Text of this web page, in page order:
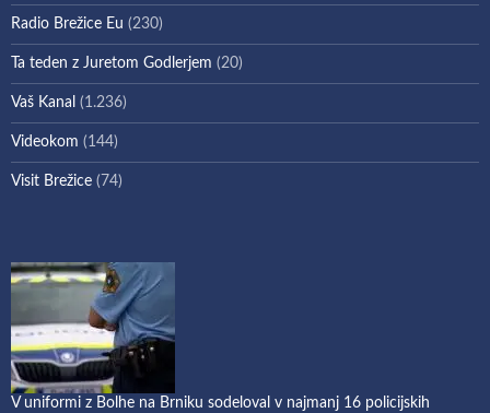
Radio Brežice Eu (230)
Ta teden z Juretom Godlerjem (20)
Vaš Kanal (1.236)
Videokom (144)
Visit Brežice (74)
V uniformi z Bolhe na Brniku sodeloval v najmanj 16 policijskih